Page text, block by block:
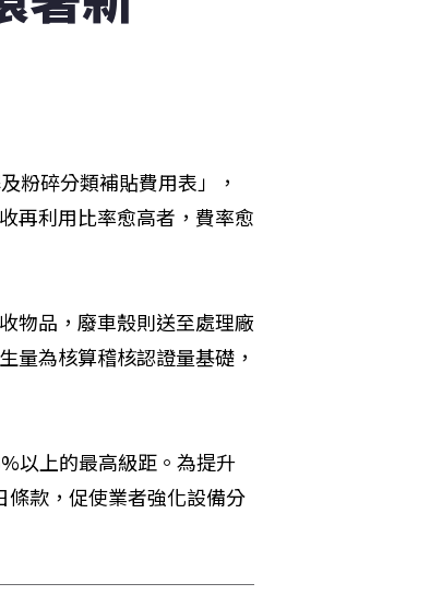
粉碎分類補貼費用表」，
再利用比率愈高者，費率愈
物品，廢車殼則送至處理廠
量為核算稽核認證量基礎，
以上的最高級距。為提升
款，促使業者強化設備分